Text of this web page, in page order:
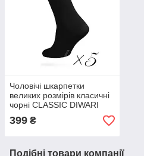
Чоловічі шкарпетки
великих розмірів класичні
чорні CLASSIC DIWARI
399 ₴
Подібні товари компанії